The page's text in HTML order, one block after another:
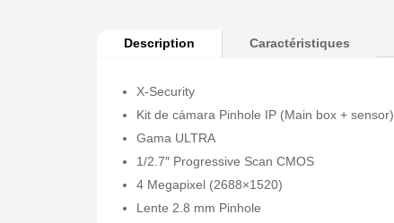
Description Caractéristiques
X-Security
Kit de cámara Pinhole IP (Main box + sensor)
Gama ULTRA
1/2.7″ Progressive Scan CMOS
4 Megapixel (2688×1520)
Lente 2.8 mm Pinhole